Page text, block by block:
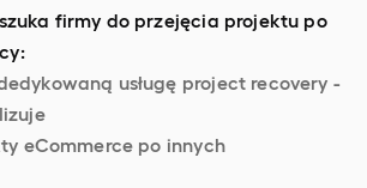
firmy do przejęcia projektu po
usługę project recovery -
eCommerce po innych